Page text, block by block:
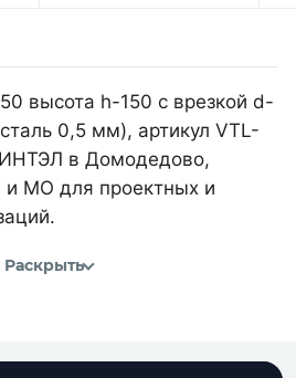
высота h-150 с врезкой d-
0,5 мм), артикул VTL-
в Домодедово,
и МО для проектных и
Раскрыть